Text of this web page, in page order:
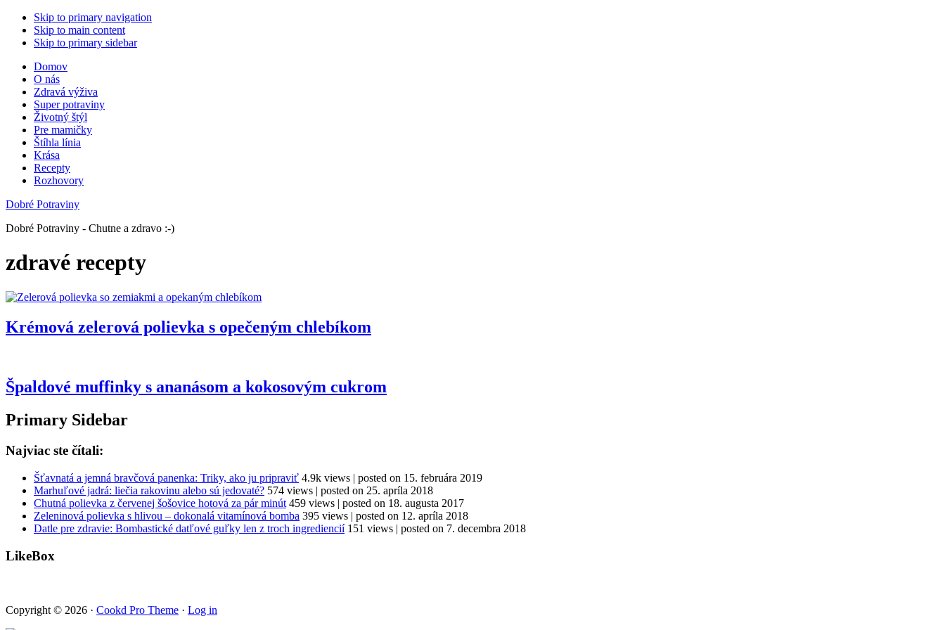
Skip to primary navigation
Skip to main content
Skip to primary sidebar
Domov
O nás
Zdravá výživa
Super potraviny
Životný štýl
Pre mamičky
Štíhla línia
Krása
Recepty
Rozhovory
Dobré Potraviny
Dobré Potraviny - Chutne a zdravo :-)
zdravé recepty
Krémová zelerová polievka s opečeným chlebíkom
Špaldové muffinky s ananásom a kokosovým cukrom
Primary Sidebar
Najviac ste čítali:
Šťavnatá a jemná bravčová panenka: Triky, ako ju pripraviť 4.9k views | posted on 15. februára 2019
Marhuľové jadrá: liečia rakovinu alebo sú jedovaté? 574 views | posted on 25. apríla 2018
Chutná polievka z červenej šošovice hotová za pár minút 459 views | posted on 18. augusta 2017
Zeleninová polievka s hlivou – dokonalá vitamínová bomba 395 views | posted on 12. apríla 2018
Datle pre zdravie: Bombastické datľové guľky len z troch ingrediencií 151 views | posted on 7. decembra 2018
LikeBox
Copyright © 2026 · Cookd Pro Theme · Log in